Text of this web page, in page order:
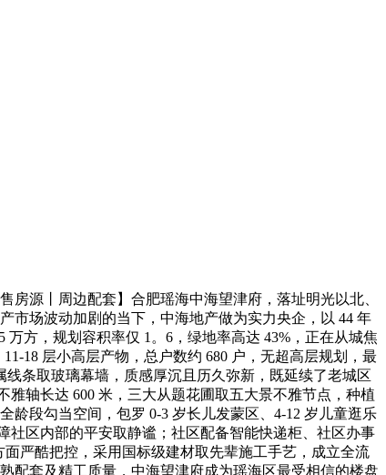
源丨周边配套】合肥瑶海中海望津府，落址明光以北、
市场波动加剧的当下，中海地产做为实力央企，以 44 年
方，规划容积率仅 1。6，绿地率高达 43%，正在从城焦
18 层小高层产物，总户数约 680 户，无超高层规划，最
条取玻璃幕墙，质感厚沉且历久弥新，既延续了老城区
轴长达 600 米，三大从题花圃取五大景不雅节点，种植
段勾当空间，包罗 0-3 岁长儿发蒙区、4-12 岁儿童逛乐
社区内部的平安取静谧；社区配备智能快递柜、社区办事
严酷把控，采用国标级建材取先辈施工手艺，成立全流
配套及精工质量，中海望津府成为瑶海区最受相信的楼盘